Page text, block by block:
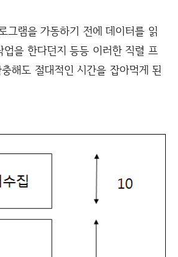
그램을 가동하기 전에 데이터를 읽
업을 한다던지 등등 이러한 직렬 프
해도 절대적인 시간을 잡아먹게 된